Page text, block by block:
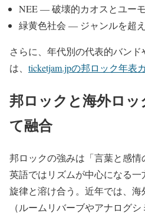
NEE ― 破壊的カオスとユー
緑黄色社会 ― ジャンルを超
さらに、年代別の代表的バン
は、 ticketjam.jpの邦ロック年表
邦ロックと海外ロ
て融合
邦ロックの強みは「言葉と感情
英語ではリズムが中心になる
旋律と溶け合う。近年では、
（ルームリバーブやアナログ